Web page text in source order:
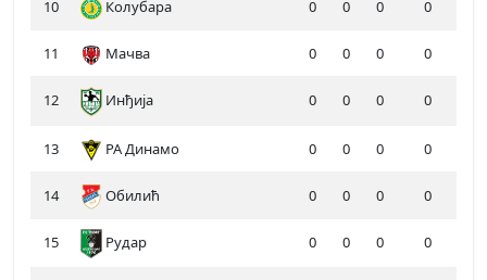
10 Колубара 0 0 0 0
11 Мачва 0 0 0 0
12 Инђија 0 0 0 0
13 РА Динамо 0 0 0 0
14 Обилић 0 0 0 0
15 Рудар 0 0 0 0